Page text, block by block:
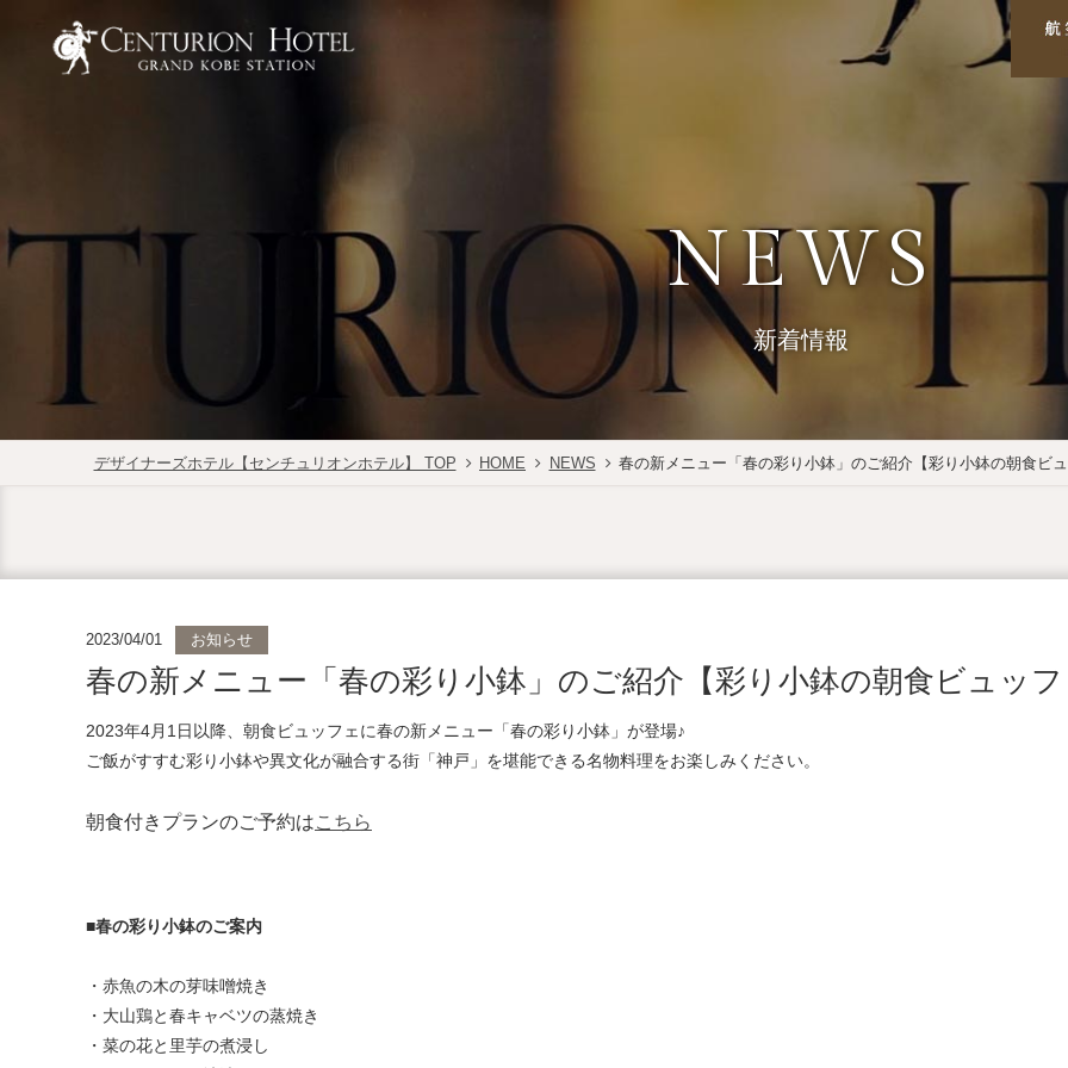
NEWS
新着情報
デザイナーズホテル【センチュリオンホテル】 TOP HOME NEWS 春の新メニュー「春の彩り小鉢」のご紹介【彩り小鉢の朝食ビ
2023/04/01 お知らせ
春の新メニュー「春の彩り小鉢」のご紹介【彩り小鉢の朝食ビュッ
2023年4月1日以降、朝食ビュッフェに春の新メニュー「春の彩り小鉢」が登場♪
ご飯がすすむ彩り小鉢や異文化が融合する街「神戸」を堪能できる名物料理をお楽しみください。
朝食付きプランのご予約はこちら
■春の彩り小鉢のご案内
・赤魚の木の芽味噌焼き
・大山鶏と春キャベツの蒸焼き
・菜の花と里芋の煮浸し